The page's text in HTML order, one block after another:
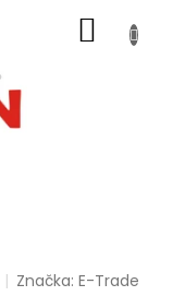
KOŠÍK
Značka:E-Trade